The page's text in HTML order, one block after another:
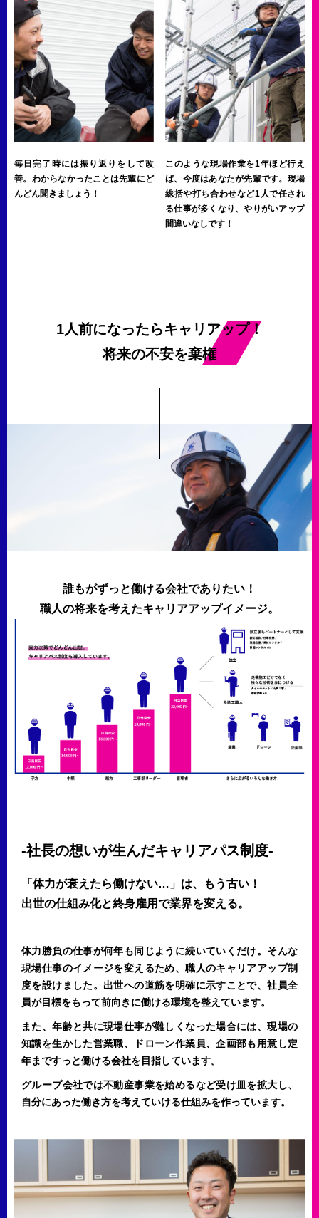
毎日完了時には振り返りをして改
善。わからなかったことは先輩にど
んどん聞きましょう！
このような現場作業を1年ほど行え
ば、今度はあなたが先輩です。現場
総括や打ち合わせなど1人で任され
る仕事が多くなり、やりがいアップ
間違いなしです！
1人前になったらキャリアップ！
将来の不安を棄権
誰もがずっと働ける会社でありたい！
職人の将来を考えたキャリアアップイメージ。
-社長の想いが生んだキャリアパス制度-
「体力が衰えたら働けない…」は、もう古い！
出世の仕組み化と終身雇用で業界を変える。
体力勝負の仕事が何年も同じように続いていくだけ。そんな
現場仕事のイメージを変えるため、職人のキャリアアップ制
度を設けました。出世への道筋を明確に示すことで、社員全
員が目標をもって前向きに働ける環境を整えています。
また、年齢と共に現場仕事が難しくなった場合には、現場の
知識を生かした営業職、ドローン作業員、企画部も用意し定
年まですっと働ける会社を目指しています。
グループ会社では不動産事業を始めるなど受け皿を拡大し、
自分にあった働き方を考えていける仕組みを作っています。